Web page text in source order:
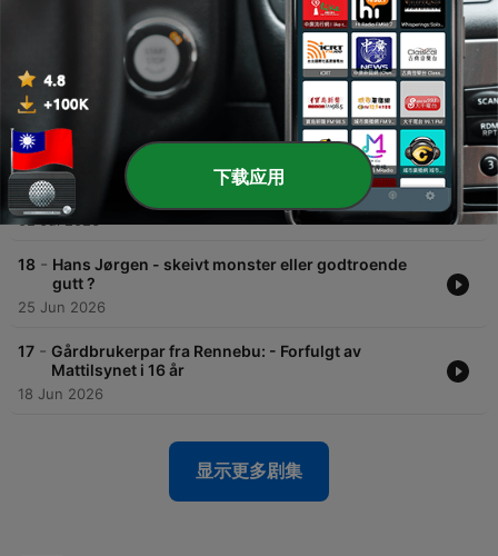
Døden i dypet: En tikkende bombe i Norskehavet
20 - Tore anbefaler: BISARR HISTORIE: Verdens
styggeste kvinne
16 Jul 2026
19 - Sommerspesial: En prat med Tore
02 Jul 2026
18 - Hans Jørgen - skeivt monster eller godtroende
gutt ?
25 Jun 2026
17 - Gårdbrukerpar fra Rennebu: - Forfulgt av
Mattilsynet i 16 år
18 Jun 2026
显示更多剧集
下载应用